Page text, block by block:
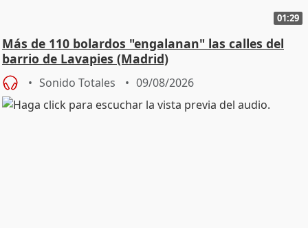
01:29
Más de 110 bolardos "engalanan" las calles del
barrio de Lavapies (Madrid)
Sonido Totales 09/08/2026